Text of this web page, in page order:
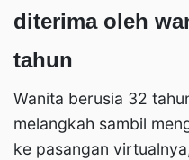
diterima oleh
tahun
Wanita berusia 32
melangkah sambil
ke pasangan